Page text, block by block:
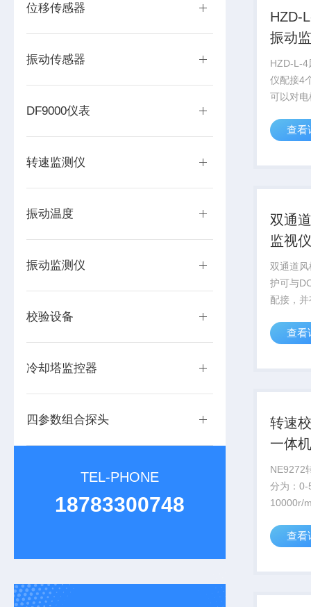
位移传感器
振动传感器
DF9000仪表
转速监测仪
振动温度
振动监测仪
校验设备
冷却塔监控器
四参数组合探头
TEL-PHONE
18783300748
HZD-
振动
HZD-L-4
仪配接4
可以对
统配接
可靠运
查看
双通
监视仪
双通道
护可与
配接，
靠运行护
查看
转速
一体机
NE9272
分为：
10000r/
转速传感
查看